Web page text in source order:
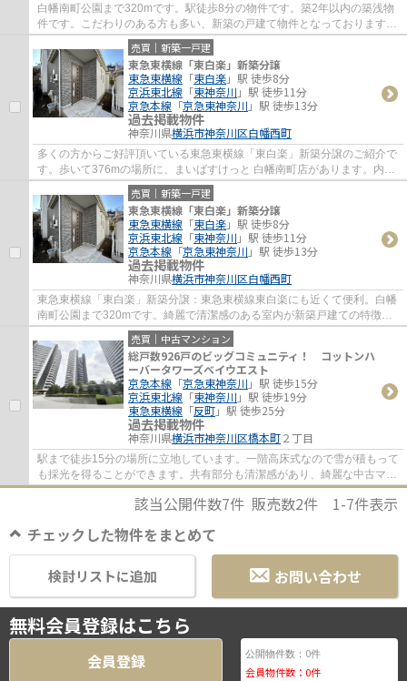
白幡南町公園まで320mです。駅徒歩8分の物件です。築2年以内の築浅物
件です。こだわりのある方も多い、新築の戸建て物件となっております。
横浜市神奈川区にあるこちらの一戸建てに関...
売買｜新築一戸建
東急東横線「東白楽」新築分譲
東急東横線 「東白楽」駅 徒歩8分
京浜東北線 「東神奈川 」駅 徒歩11分
京急本線 「京急東神奈川 」駅 徒歩13分
過去掲載物件
神奈川県横浜市神奈川区白幡西町
多くの方からご好評頂いている東急東横線「東白楽」新築分譲のご紹介で
す。歩いて376mの場所に、まいばすけっと 白幡南町店があります。内外
装共に綺麗な新築戸建ての物件はいかがでし...
売買｜新築一戸建
東急東横線「東白楽」新築分譲
東急東横線 「東白楽」駅 徒歩8分
京浜東北線 「東神奈川 」駅 徒歩11分
京急本線 「京急東神奈川 」駅 徒歩13分
過去掲載物件
神奈川県横浜市神奈川区白幡西町
東急東横線「東白楽」新築分譲：東急東横線東白楽にも近くて便利。白幡
南町公園まで320mです。綺麗で清潔感のある室内が新築戸建ての特徴で
す。駅から徒歩8分の物件です。住んだことの...
売買｜中古マンション
総戸数926戸のビッグコミュニティ！ コットンハ
ーバータワーズベイウエスト
京急本線 「京急東神奈川 」駅 徒歩15分
京浜東北線 「東神奈川 」駅 徒歩19分
東急東横線 「反町」駅 徒歩25分
過去掲載物件
神奈川県横浜市神奈川区橋本町２丁目
駅まで徒歩15分の場所に立地しています。一階高床式なので雪が積もって
も採光を得ることができます。共有部分も清潔感があり、綺麗な中古マン
ションです。昇り降りが楽になるエレベー...
該当公開件数7件 販売数2件 1-7件表示
チェックした物件をまとめて
お問い合わせ
検討リストに追加
無料会員登録はこちら
会員登録 公開物件数： 0件
会員物件数： 0件